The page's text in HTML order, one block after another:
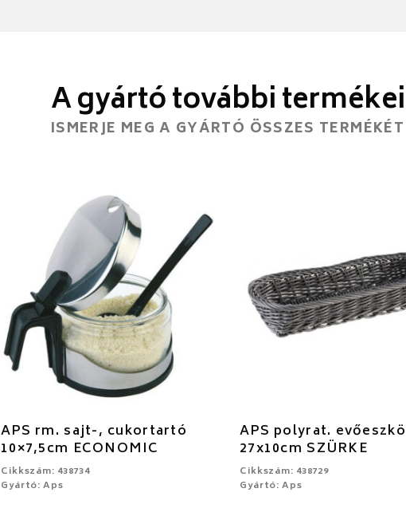
A gyártó további termékei
ISMERJE MEG A GYÁRTÓ ÖSSZES TERMÉKÉT
APS rm. sajt-, cukortartó
10×7,5cm ECONOMIC
Cikkszám: 438734
Gyártó: Aps
APS polyrat.
27x10cm SZÜRKE
Cikkszám: 438729
Gyártó: Aps